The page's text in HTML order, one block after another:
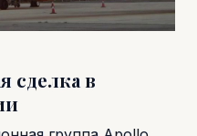
сделка в